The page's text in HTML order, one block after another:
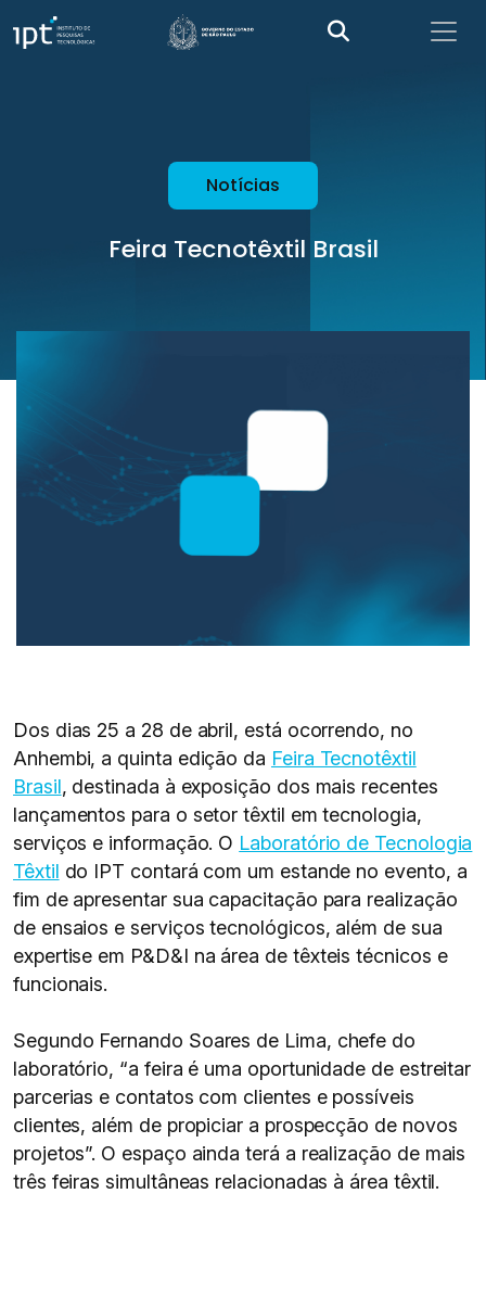
Notícias
Feira Tecnotêxtil Brasil
Dos dias 25 a 28 de abril, está ocorrendo, no
Anhembi, a quinta edição da Feira Tecnotêxtil
Brasil, destinada à exposição dos mais recentes
lançamentos para o setor têxtil em tecnologia,
serviços e informação. O Laboratório de Tecnologia
Têxtil do IPT contará com um estande no evento, a
fim de apresentar sua capacitação para realização
de ensaios e serviços tecnológicos, além de sua
expertise em P&D&I na área de têxteis técnicos e
funcionais.
Segundo Fernando Soares de Lima, chefe do
laboratório, “a feira é uma oportunidade de estreitar
parcerias e contatos com clientes e possíveis
clientes, além de propiciar a prospecção de novos
projetos”. O espaço ainda terá a realização de mais
três feiras simultâneas relacionadas à área têxtil.